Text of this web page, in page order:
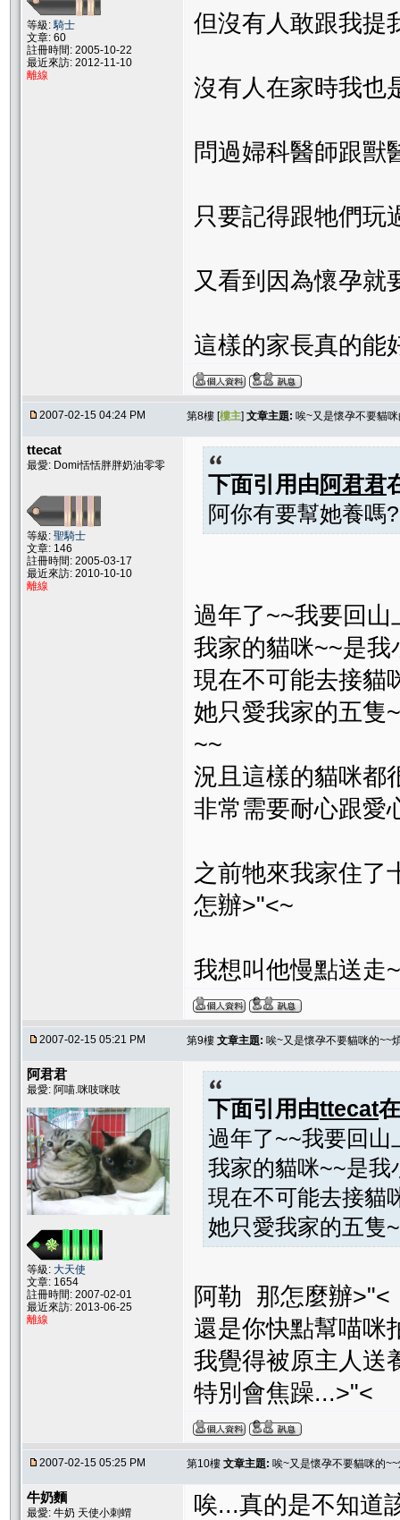
等級:騎士
文章: 60
註冊時間: 2005-10-22
最近來訪: 2012-11-10
離線
但沒有人敢跟我提
沒有人在家時我
問過婦科醫師跟獸
只要記得跟牠們玩
又看到因為懷孕就
這樣的家長真的能
2007-02-15 04:24 PM 第8樓 [樓主] 文章主題: 唉~又是懷孕不要貓
ttecat
最愛: Domi恬恬胖胖奶油零零
等級: 聖騎士
文章: 146
註冊時間: 2005-03-17
最近來訪: 2010-10-10
離線
下面引用由阿君君
阿你有要幫她養嗎
過年了~~我要回
我家的貓咪~~是
現在不可能去接貓
她只愛我家的五隻
~~
況且這樣的貓咪都
非常需要耐心跟愛
之前牠來我家住了
怎辦>"<~
我想叫他慢點送走
2007-02-15 05:21 PM 第9樓 文章主題: 唉~又是懷孕不要貓咪的~~
阿君君
最愛: 阿喵.咪吱咪吱
等級: 大天使
文章: 1654
註冊時間: 2007-02-01
最近來訪: 2013-06-25
離線
下面引用由ttecat
過年了~~我要回山
我家的貓咪~~是我
現在不可能去接貓
她只愛我家的五隻
阿勒 那怎麼辦>"<
還是你快點幫喵
我覺得被原主人送
特別會焦躁...>"<
2007-02-15 05:25 PM 第10樓 文章主題: 唉~又是懷孕不要貓咪的
牛奶麵
最愛: 牛奶 天使小刺蝟
唉...真的是不知道